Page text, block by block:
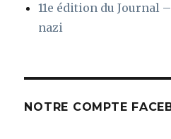
11e édition du Journal
nazi
NOTRE COMPTE